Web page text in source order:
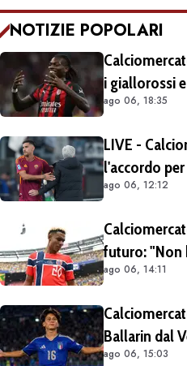
NOTIZIE POPOLARI
i giallorossi
situazioni di
ago 06, 18:35
LIVE -
l'accordo
ago 06, 12:12
futuro: "Non
Lipsia".
ago 06, 14:11
Ballarin dal
ago 06, 15:03